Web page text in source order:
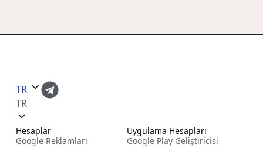
TR
TR
Hesaplar
Google Reklamları
Uygulama Hesapları
Google Play Geliştiricisi